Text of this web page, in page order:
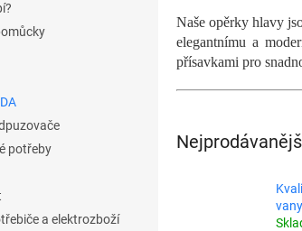
potřeby
a elektrozboží
Naše opěrky hlavy
elegantnímu a
přísavkami pro
vany